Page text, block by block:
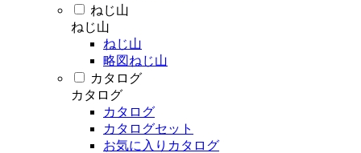
ねじ山
ねじ山
ねじ山
略図ねじ山
カタログ
カタログ
カタログ
カタログセット
お気に入りカタログ